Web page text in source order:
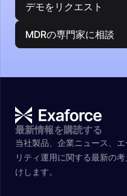
デモをリクエスト
MDRの専門家に相談
最新情報を購読する
当社製品、企業ニュース、
リティ運用に関する最新の
けします。